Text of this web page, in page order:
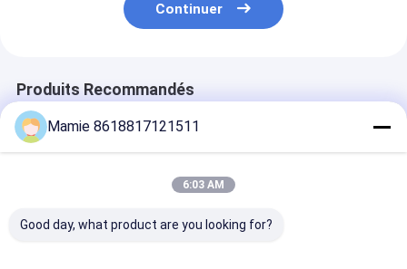
Continuer
Produits Recommandés
Mamie 8618817121511
6:03 AM
Good day, what product are you looking for?